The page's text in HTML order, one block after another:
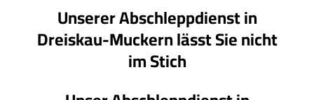
Unserer Abschleppdienst in
Dreiskau-Muckern lässt Sie nicht
im Stich